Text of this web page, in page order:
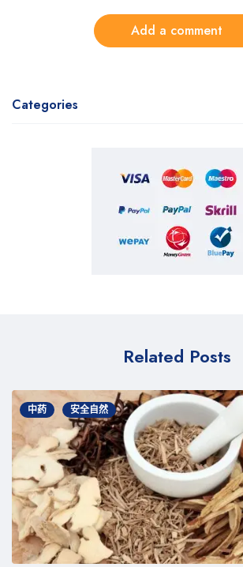
Add a comment
Categories
Related Posts
中药 安全自然